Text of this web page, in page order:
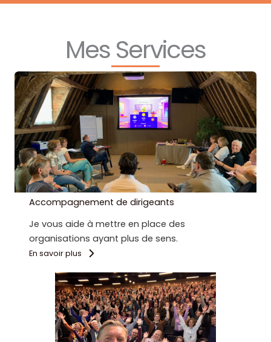
Mes Services
Accompagnement de dirigeants
Je vous aide à mettre en place des
organisations ayant plus de sens.
En savoir plus